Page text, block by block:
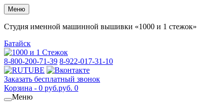
Меню
Студия именной машинной вышивки «1000 и 1 стежок»
Батайск
8-800-200-71-39 8-922-017-31-10
Заказать бесплатный звонок
Корзина - 0 руб.руб. 0
Меню